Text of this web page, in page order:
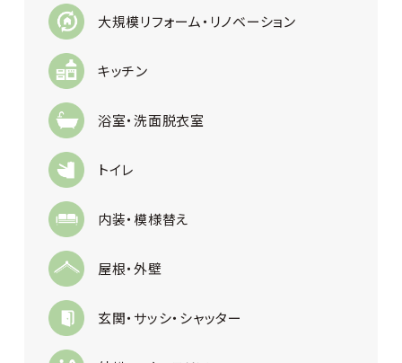
大規模リフォーム・リノベーション
キッチン
浴室・洗面脱衣室
トイレ
内装・模様替え
屋根・外壁
玄関・サッシ・シャッター